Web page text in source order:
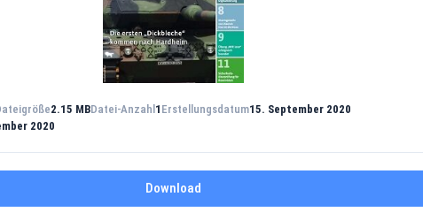
2.15 MBDatei-Anzahl 1 Erstellungsdatum15. September 2020
2020
Download